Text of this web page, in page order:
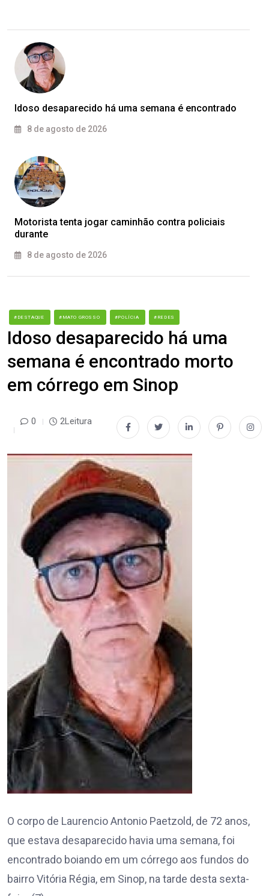
Idoso desaparecido há uma semana é encontrado
8 de agosto de 2026
Motorista tenta jogar caminhão contra policiais
durante
8 de agosto de 2026
#DESTAQUE #MATO GROSSO #POLÍCIA #REDES
Idoso desaparecido há uma
semana é encontrado morto
em córrego em Sinop
0 2Leitura
O corpo de Laurencio Antonio Paetzold, de 72 anos,
que estava desaparecido havia uma semana, foi
encontrado boiando em um córrego aos fundos do
bairro Vitória Régia, em Sinop, na tarde desta sexta-